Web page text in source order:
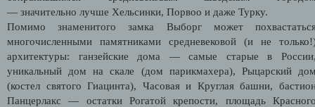
— значительно лучше Хельсинки, Порвоо и даже Турку.
Помимо знаменитого замка Выборг может
многочисленными памятниками средневековой (и не
архитектуры: ганзейские дома — самые старые в
уникальный дом на скале (дом парикмахера), Рыцарский
(костел святого Гиацинта), Часовая и Круглая башни,
Панцерлакс — остатки Рогатой крепости, площадь